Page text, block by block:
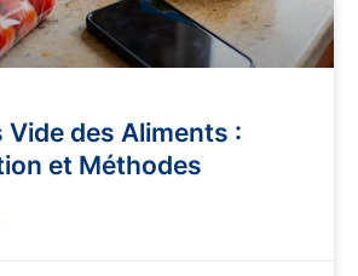
Vide des Aliments :
et Méthodes